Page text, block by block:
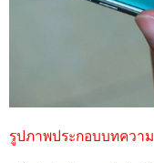
รูปภาพประกอบบทความ